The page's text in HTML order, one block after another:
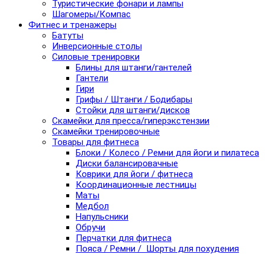
Туристические фонари и лампы
Шагомеры/Компас
Фитнес и тренажеры
Батуты
Инверсионные столы
Силовые тренировки
Блины для штанги/гантелей
Гантели
Гири
Грифы / Штанги / Бодибары
Стойки для штанги/дисков
Скамейки для пресса/гиперэкстензии
Скамейки тренировочные
Товары для фитнеса
Блоки / Колесо / Ремни для йоги и пилатеса
Диски балансировачные
Коврики для йоги / фитнеса
Координационные лестницы
Маты
Медбол
Напульсники
Обручи
Перчатки для фитнеса
Пояса / Ремни / Шорты для похудения